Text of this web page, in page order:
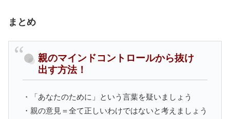
まとめ
親のマインドコントロールから抜け
出す方法！
・「あなたのために」という言葉を疑いましょう
・親の意見＝全て正しいわけではないと考えましょう